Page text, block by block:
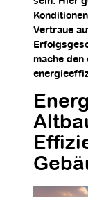
Vertraue
mache den